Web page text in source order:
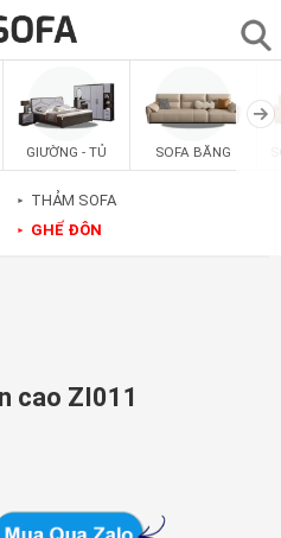
GIƯỜNG - TỦ SOFA BĂNG
► THẢM SOFA
► GHẾ ĐÔN
cao ZI011